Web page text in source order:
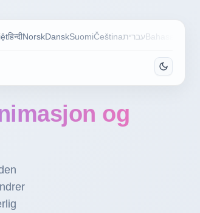
हिन्दीNorskDanskSuomiČeštinaעברית Bahasa
og